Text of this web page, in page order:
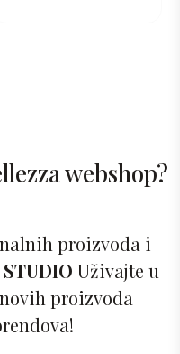
webshop?
proizvoda i
Uživajte u
proizvoda